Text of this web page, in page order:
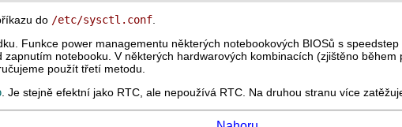
do /etc/sysctl.conf
Funkce power managementu některých notebookových BIOSů s
notebooku. V některých hardwarových kombinacích (zjištěno
použít třetí metodu.
. Je stejně efektní jako RTC, ale nepoužívá RTC. Na druhou stranu více